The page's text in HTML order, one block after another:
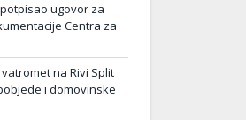
ugovor za
Centra za
na Rivi Split
i domovinske